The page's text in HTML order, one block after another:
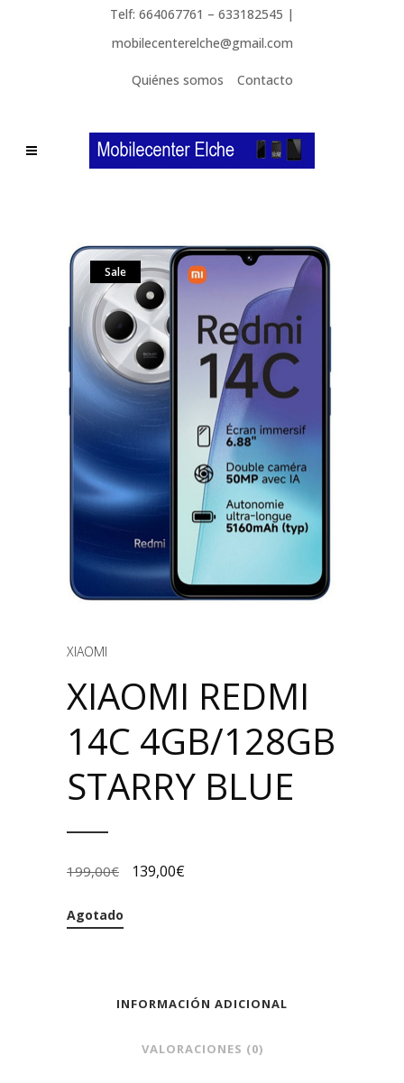
Telf: 664067761 – 633182545 |
mobilecenterelche@gmail.com
Quiénes somos Contacto
Sale
XIAOMI
XIAOMI REDMI
14C 4GB/128GB
STARRY BLUE
199,00€ 139,00€
Agotado
INFORMACIÓN ADICIONAL
VALORACIONES (0)